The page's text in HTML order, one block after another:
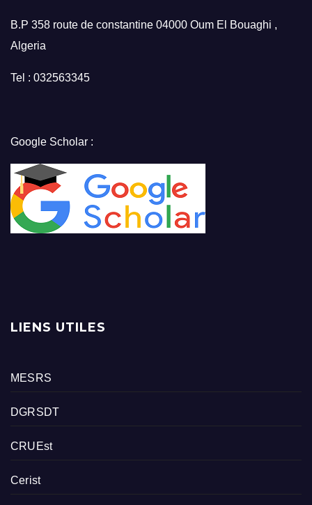
B.P 358 route de constantine 04000 Oum El Bouaghi ,
Algeria
Tel : 032563345
Google Scholar :
LIENS UTILES
MESRS
DGRSDT
CRUEst
Cerist